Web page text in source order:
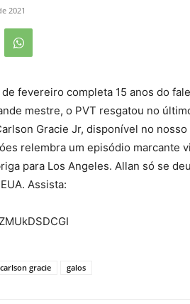
2021
fevereiro completa 15 anos do
mestre, o PVT resgatou no
Gracie Jr, disponível no
relembra um episódio marcante
para Los Angeles. Allan só se
Assista:
carlson gracie galos